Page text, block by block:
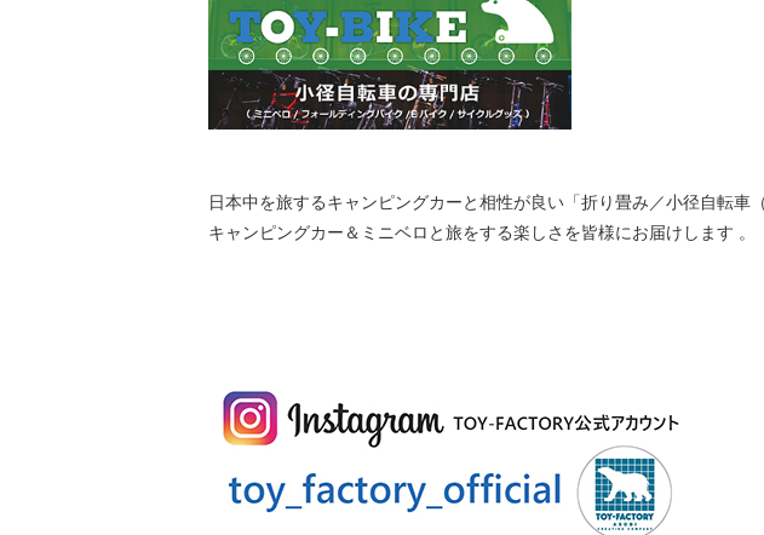
日本中を旅するキャンピングカーと相性が良い「折り畳み／小径自転車
キャンピングカー＆ミニベロと旅をする楽しさを皆様にお届けします 。